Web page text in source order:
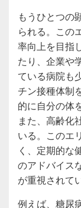
もうひとつの
られる。この
率向上を目指
たり、企業や
ている病院も
チン接種体制
的に自分の体
また、高齢化
いる。このエ
く、定期的な
のアドバイス
が重視されて
例えば、糖尿